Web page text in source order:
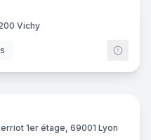
Vichy
9
1er étage, 69001 Lyon